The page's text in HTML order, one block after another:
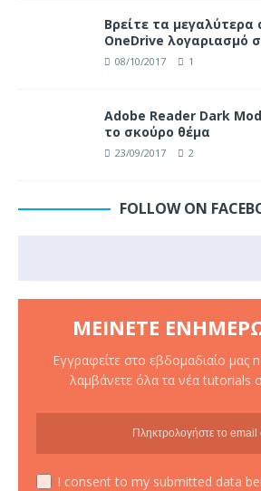
Βρείτε τα μεγαλύτερα
OneDrive λογαριασμό
08/10/2017 1
Adobe Reader Dark
το σκούρο θέμα
23/09/2017 2
FOLLOW ON
ΜΕΊΝΕΤΕ
Εγγραφείτε στο εβδομαδιαίο μας
λαμβάνετε όλα τα νέα tutorials
I consent to my submitted data